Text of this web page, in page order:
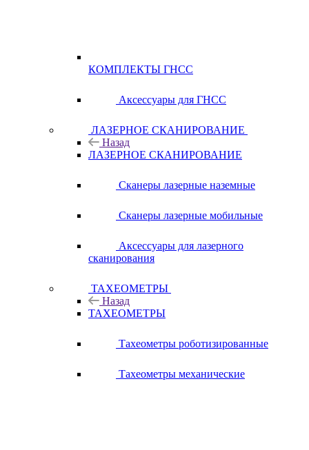
КОМПЛЕКТЫ ГНСС
Аксессуары для ГНСС
ЛАЗЕРНОЕ СКАНИРОВАНИЕ
Назад
ЛАЗЕРНОЕ СКАНИРОВАНИЕ
Сканеры лазерные наземные
Сканеры лазерные мобильные
Аксессуары для лазерного
сканирования
ТАХЕОМЕТРЫ
Назад
ТАХЕОМЕТРЫ
Тахеометры роботизированные
Тахеометры механические